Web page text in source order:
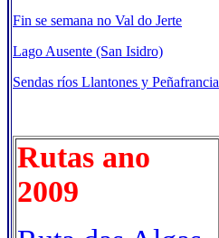
Fin se semana no Val do Jerte
Lago Ausente (San Isidro)
Sendas ríos Llantones y Peñafrancia
Rutas ano
2009